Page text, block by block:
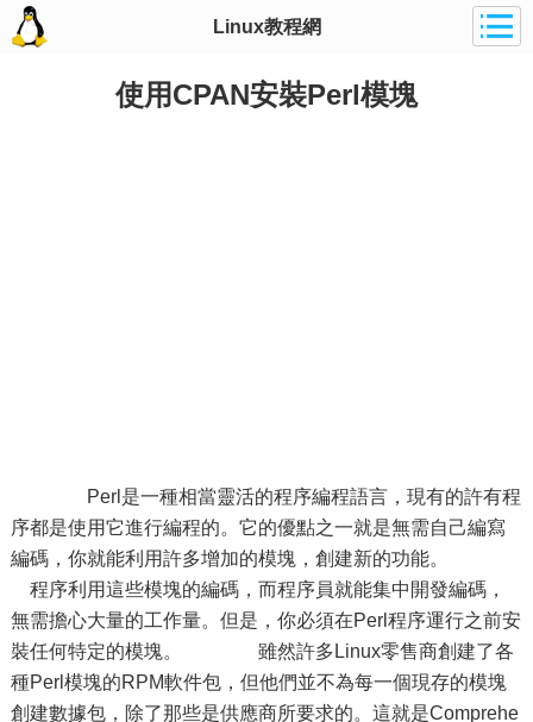
Linux教程網
使用CPAN安裝Perl模塊
Perl是一種相當靈活的程序編程語言，現有的許有程
序都是使用它進行編程的。它的優點之一就是無需自己編寫
編碼，你就能利用許多增加的模塊，創建新的功能。
程序利用這些模塊的編碼，而程序員就能集中開發編碼，
無需擔心大量的工作量。但是，你必須在Perl程序運行之前安
裝任何特定的模塊。 雖然許多Linux零售商創建了各
種Perl模塊的RPM軟件包，但他們並不為每一個現存的模塊
創建數據包，除了那些是供應商所要求的。這就是Comprehe